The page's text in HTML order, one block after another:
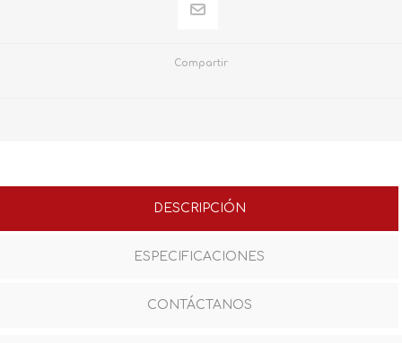
Compartir
DESCRIPCIÓN
ESPECIFICACIONES
CONTÁCTANOS